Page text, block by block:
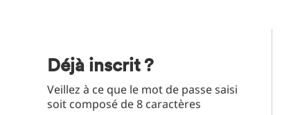
Déjà inscrit ?
Veillez à ce que le mot de passe saisi
soit composé de 8 caractères